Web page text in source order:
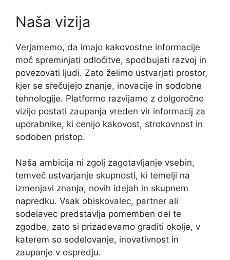
Naša vizija
Verjamemo, da imajo kakovostne informacije
moč spreminjati odločitve, spodbujati razvoj in
povezovati ljudi. Zato želimo ustvarjati prostor,
kjer se srečujejo znanje, inovacije in sodobne
tehnologije. Platformo razvijamo z dolgoročno
vizijo postati zaupanja vreden vir informacij za
uporabnike, ki cenijo kakovost, strokovnost in
sodoben pristop.
Naša ambicija ni zgolj zagotavljanje vsebin,
temveč ustvarjanje skupnosti, ki temelji na
izmenjavi znanja, novih idejah in skupnem
napredku. Vsak obiskovalec, partner ali
sodelavec predstavlja pomemben del te
zgodbe, zato si prizadevamo graditi okolje, v
katerem so sodelovanje, inovativnost in
zaupanje v ospredju.